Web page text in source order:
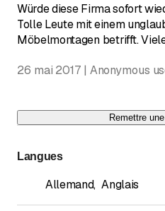
Würde diese Firma sofort
Tolle Leute mit einem
Möbelmontagen betrifft.
26 mai 2017 | Anonymous
Remettre
Langues
Allemand, Anglais